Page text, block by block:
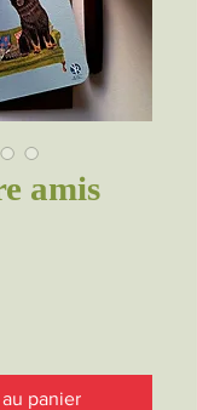
amis
panier